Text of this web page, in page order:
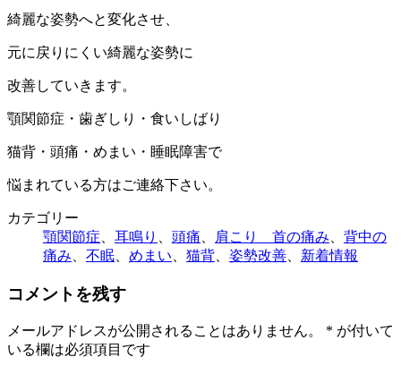
綺麗な姿勢へと変化させ、
元に戻りにくい綺麗な姿勢に
改善していきます。
顎関節症・歯ぎしり・食いしばり
猫背・頭痛・めまい・睡眠障害で
悩まれている方はご連絡下さい。
カテゴリー
顎関節症
耳鳴り 頭痛 肩こり 首の痛み
背中の
痛み
不眠 めまい 猫背 姿勢改善 新着情報
コメントを残す
メールアドレスが公開されることはありません。 * が付いて
いる欄は必須項目です